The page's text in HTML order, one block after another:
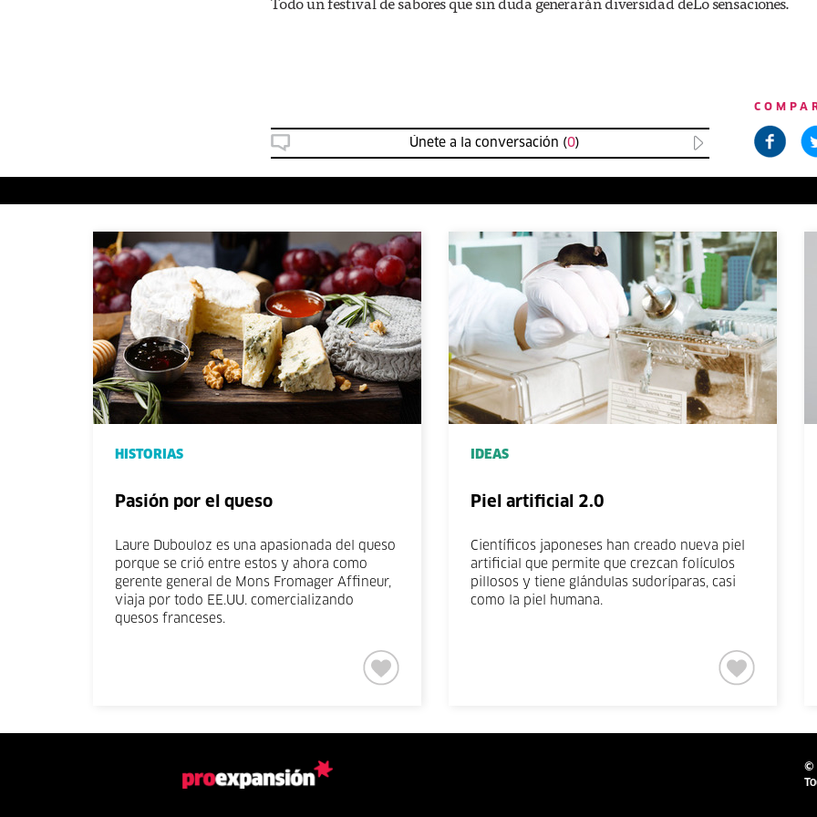
Únete a la conversación (0)
HISTORIAS
Pasión por el queso
Laure Dubouloz es una apasionada del queso
porque se crió entre estos y ahora como
gerente general de Mons Fromager Affineur,
viaja por todo EE.UU. comercializando
quesos franceses.
IDEAS
Piel artificial 2.0
Científicos japoneses han creado nueva piel
artificial que permite que crezcan folículos
pillosos y tiene glándulas sudoríparas, casi
como la piel humana.
©